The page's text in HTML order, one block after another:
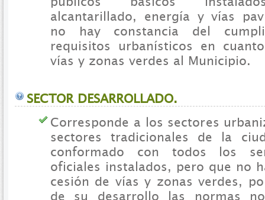
alcantarillado, energía y vías
no hay constancia del
requisitos urbanísticos en
vías y zonas verdes al Municipio.
SECTOR DESARROLLADO.
Corresponde a los sectores
sectores tradicionales de la
conformado con todos los
oficiales instalados, pero que no
cesión de vías y zonas verdes,
de su desarrollo las normas